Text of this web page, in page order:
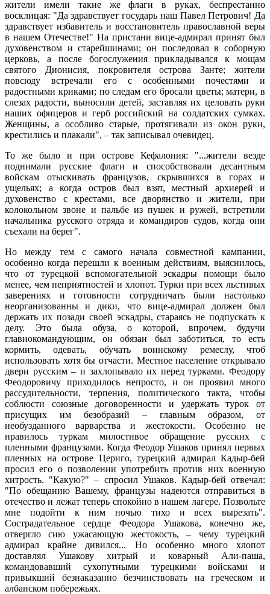
жители имели такие же флаги в руках, беспрестанно
восклицая: "Да здравствует государь наш Павел Петрович! Да
здравствует избавитель и восстановитель православной веры
в нашем Отечестве!" На пристани вице-адмирал принят был
духовенством и старейшинами; он последовал в соборную
церковь, а после богослужения прикладывался к мощам
святого Дионисия, покровителя острова Занте; жители
повсюду встречали его с особенными почестями и
радостными криками; по следам его бросали цветы; матери, в
слезах радости, выносили детей, заставляя их целовать руки
наших офицеров и герб российский на солдатских сумках.
Женщины, а особливо старые, протягивали из окон руки,
крестились и плакали", – так записывал очевидец.
То же было и при острове Кефалония: "...жители везде
поднимали русские флаги и способствовали десантным
войскам отыскивать французов, скрывшихся в горах и
ущельях; а когда остров был взят, местный архиерей и
духовенство с крестами, все дворянство и жители, при
колокольном звоне и пальбе из пушек и ружей, встретили
начальника русского отряда и командиров судов, когда они
съехали на берег".
Но между тем с самого начала совместной кампании,
особенно когда перешли к военным действиям, выяснилось,
что от турецкой вспомогательной эскадры помощи было
менее, чем неприятностей и хлопот. Турки при всех льстивых
заверениях и готовности сотрудничать были настолько
неорганизованны и дики, что вице-адмирал должен был
держать их позади своей эскадры, стараясь не подпускать к
делу. Это была обуза, о которой, впрочем, будучи
главнокомандующим, он обязан был заботиться, то есть
кормить, одевать, обучать воинскому ремеслу, чтоб
использовать хотя бы отчасти. Местное население открывало
двери русским – и захлопывало их перед турками. Феодору
Феодоровичу приходилось непросто, и он проявил много
рассудительности, терпения, политического такта, чтобы
соблюсти союзные договоренности и удержать турок от
присущих им безобразий – главным образом, от
необузданного варварства и жестокости. Особенно не
нравилось туркам милостивое обращение русских с
пленными французами. Когда Феодор Ушаков принял первых
пленных на острове Цериго, турецкий адмирал Кадыр-бей
просил его о позволении употребить против них военную
хитрость. "Какую?" – спросил Ушаков. Кадыр-бей отвечал:
"По обещанию Вашему, французы надеются отправиться в
отечество и лежат теперь спокойно в нашем лагере. Позвольте
мне подойти к ним ночью тихо и всех вырезать".
Сострадательное сердце Феодора Ушакова, конечно же,
отвергло сию ужасающую жестокость, – чему турецкий
адмирал крайне дивился... Но особенно много хлопот
доставлял Ушакову хитрый и коварный Али-паша,
командовавший сухопутными турецкими войсками и
привыкший безнаказанно безчинствовать на греческом и
албанском побережьях.